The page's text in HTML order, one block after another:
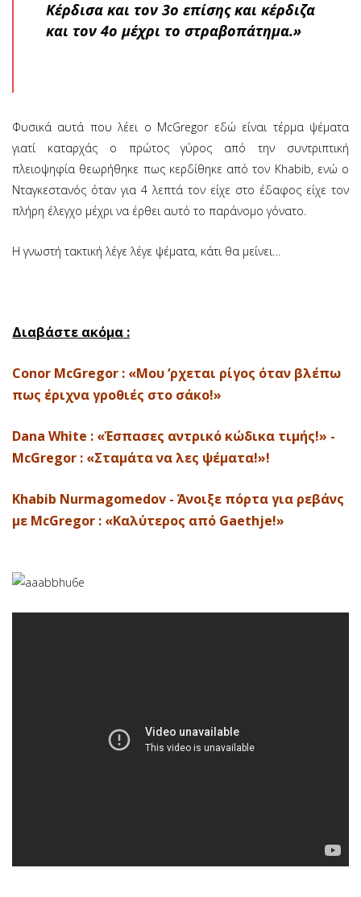
Κέρδισα και τον 3ο επίσης και κέρδιζα
και τον 4ο μέχρι το στραβοπάτημα.»
Φυσικά αυτά που λέει ο McGregor εδώ είναι τέρμα ψέματα
γιατί καταρχάς ο πρώτος γύρος από την συντριπτική
πλειοψηφία θεωρήθηκε πως κερδίθηκε από τον Khabib, ενώ ο
Νταγκεστανός όταν για 4 λεπτά τον είχε στο έδαφος είχε τον
πλήρη έλεγχο μέχρι να έρθει αυτό το παράνομο γόνατο.
Η γνωστή τακτική λέγε λέγε ψέματα, κάτι θα μείνει…
Διαβάστε ακόμα :
Conor McGregor : «Μου ‘ρχεται ρίγος όταν βλέπω
πως έριχνα γροθιές στο σάκο!»
Dana White : «Έσπασες αντρικό κώδικα τιμής!» -
McGregor : «Σταμάτα να λες ψέματα!»!
Khabib Nurmagomedov - Άνοιξε πόρτα για ρεβάνς
με McGregor : «Καλύτερος από Gaethje!»